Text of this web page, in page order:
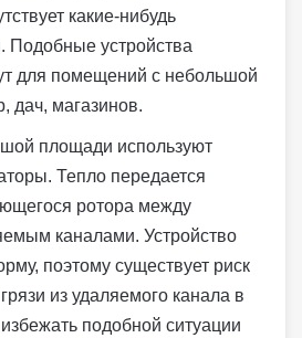
какие-нибудь
Подобные устройства
для помещений с небольшой
дач, магазинов.
площади используют
Тепло передается
ротора между
каналами. Устройство
поэтому существует риск
из удаляемого канала в
подобной ситуации